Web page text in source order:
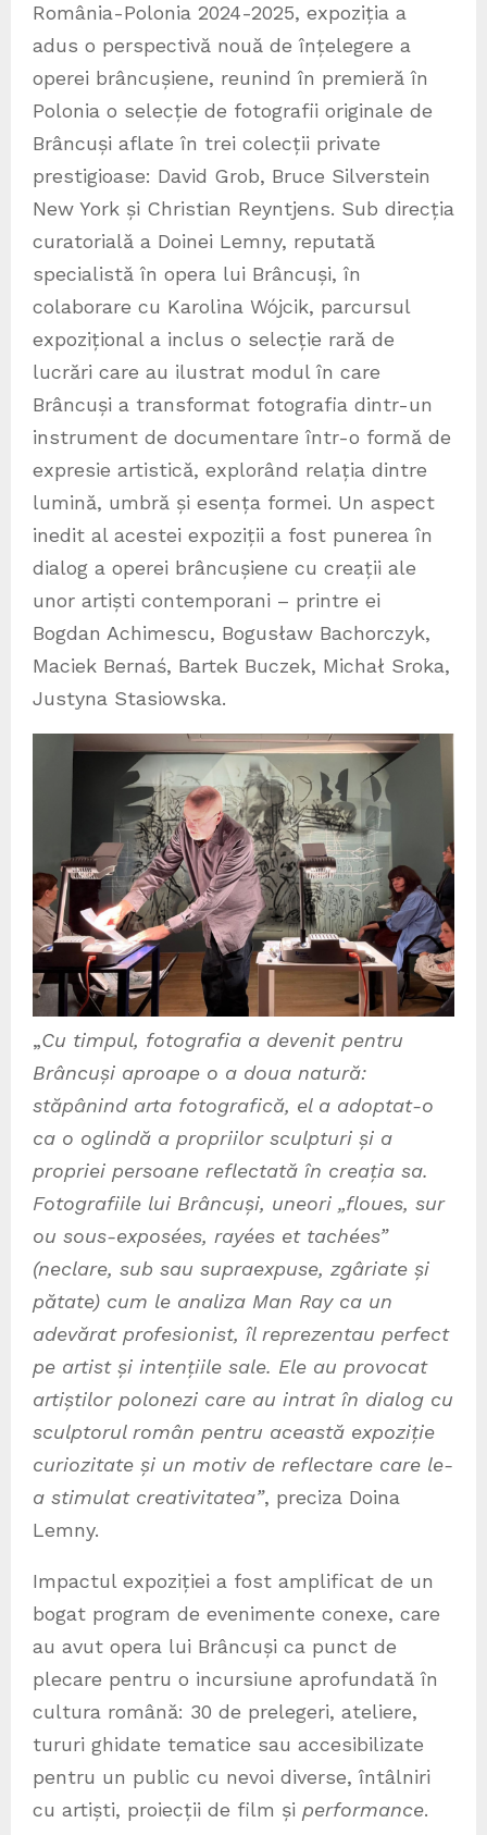
România-Polonia 2024-2025, expoziția a
adus o perspectivă nouă de înțelegere a
operei brâncușiene, reunind în premieră în
Polonia o selecție de fotografii originale de
Brâncuși aflate în trei colecții private
prestigioase: David Grob, Bruce Silverstein
New York și Christian Reyntjens. Sub direcția
curatorială a Doinei Lemny, reputată
specialistă în opera lui Brâncuși, în
colaborare cu Karolina Wójcik, parcursul
expozițional a inclus o selecție rară de
lucrări care au ilustrat modul în care
Brâncuși a transformat fotografia dintr-un
instrument de documentare într-o formă de
expresie artistică, explorând relația dintre
lumină, umbră și esența formei. Un aspect
inedit al acestei expoziții a fost punerea în
dialog a operei brâncușiene cu creații ale
unor artiști contemporani – printre ei
Bogdan Achimescu, Bogusław Bachorczyk,
Maciek Bernaś, Bartek Buczek, Michał Sroka,
Justyna Stasiowska.
„Cu timpul, fotografia a devenit pentru
Brâncuși aproape o a doua natură:
stăpânind arta fotografică, el a adoptat-o
ca o oglindă a propriilor sculpturi și a
propriei persoane reflectată în creația sa.
Fotografiile lui Brâncuși, uneori „floues, sur
ou sous-exposées, rayées et tachées”
(neclare, sub sau supraexpuse, zgâriate și
pătate) cum le analiza Man Ray ca un
adevărat profesionist, îl reprezentau perfect
pe artist și intențiile sale. Ele au provocat
artiștilor polonezi care au intrat în dialog cu
sculptorul român pentru această expoziție
curiozitate și un motiv de reflectare care le-
a stimulat creativitatea”, preciza Doina
Lemny.
Impactul expoziției a fost amplificat de un
bogat program de evenimente conexe, care
au avut opera lui Brâncuși ca punct de
plecare pentru o incursiune aprofundată în
cultura română: 30 de prelegeri, ateliere,
tururi ghidate tematice sau accesibilizate
pentru un public cu nevoi diverse, întâlniri
cu artiști, proiecții de film și performance.